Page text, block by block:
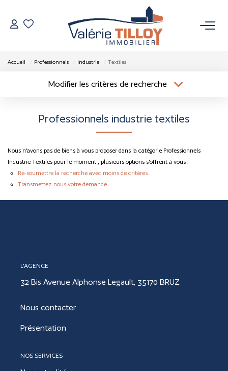
VENDRE
L’AGENCE
Qui Sommes Nous
Accueil Professionnels Industrie Textiles
Modifier les critères de recherche
Plus de critères Créer une alerte
Professionnels industrie textiles
Nous n'avons pas de biens à vous proposer dans la catégorie Professionnels
Industrie Textiles pour le moment , plusieurs options s'offrent à vous :
Re-soumettre la recherche avec moins de critères.
Transmettez-nous votre demande
L'AGENCE
32 Bis Avenue Alphonse Legault, 35170 BRUZ
Nous contacter
Présentation
NOS SERVICES